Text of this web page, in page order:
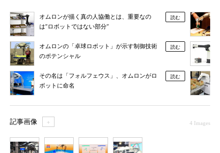
オムロンが描く真の人協働とは、重要なの
は“ロボットではない部分”
読む
オムロンの「卓球ロボット」が示す制御技術
のポテンシャル
読む
その名は「フォルフェウス」、オムロンがロ
ボットに命名
読む
記事画像 ＋ 4 Images